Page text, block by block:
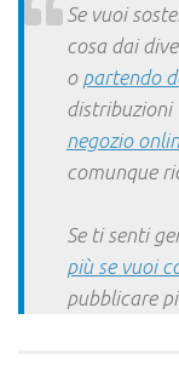
Se vuoi
cosa dai
o partendo
distribuzioni
negozio
comunque
Se ti senti
più se vuoi
pubblicare